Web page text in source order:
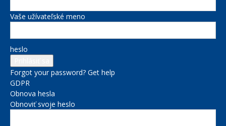
Vaše užívateľské meno
heslo
Forgot your password? Get help
GDPR
Obnova hesla
Obnoviť svoje heslo